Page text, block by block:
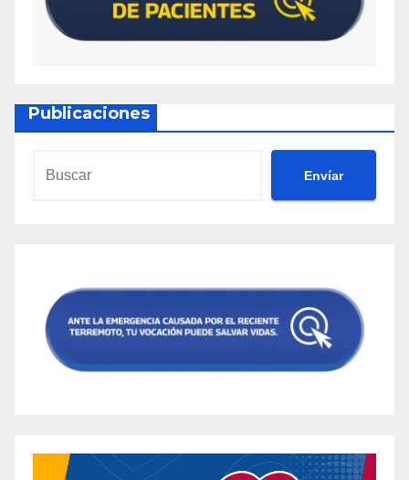
Publicaciones
Envíar